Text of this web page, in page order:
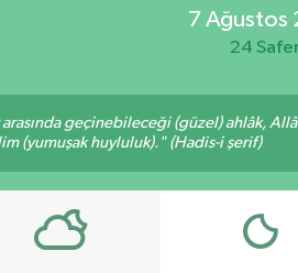
7 Ağustos
24
geçinebileceği (güzel) ahlâk,
(yumuşak huyluluk)." (Hadis-i şerif)